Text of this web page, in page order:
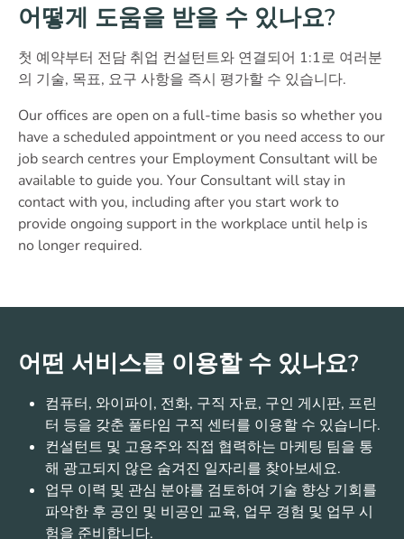
어떻게 도움을 받을 수 있나요?
첫 예약부터 전담 취업 컨설턴트와 연결되어 1:1로 여러분
의 기술, 목표, 요구 사항을 즉시 평가할 수 있습니다.
Our offices are open on a full-time basis so whether you
have a scheduled appointment or you need access to our
job search centres your Employment Consultant will be
available to guide you. Your Consultant will stay in
contact with you, including after you start work to
provide ongoing support in the workplace until help is
no longer required.
어떤 서비스를 이용할 수 있나요?
컴퓨터, 와이파이, 전화, 구직 자료, 구인 게시판, 프린
터 등을 갖춘 풀타임 구직 센터를 이용할 수 있습니다.
컨설턴트 및 고용주와 직접 협력하는 마케팅 팀을 통
해 광고되지 않은 숨겨진 일자리를 찾아보세요.
업무 이력 및 관심 분야를 검토하여 기술 향상 기회를
파악한 후 공인 및 비공인 교육, 업무 경험 및 업무 시
험을 준비합니다.